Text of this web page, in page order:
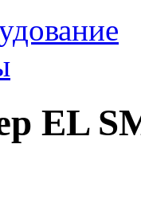
EL